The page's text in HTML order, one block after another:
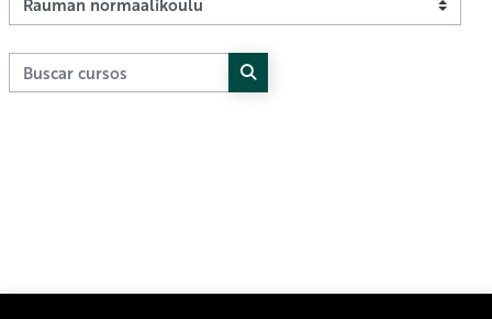
Categorías
Buscar cursos
Buscar cursos